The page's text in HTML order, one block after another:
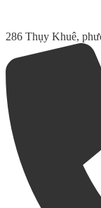
286 Thụy Khuê,